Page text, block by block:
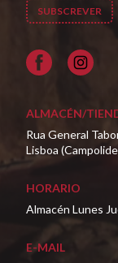
Facebook
ALMACÉN/
Rua General
Lisboa
HORARIO
Almacén Lunes
E-MAIL